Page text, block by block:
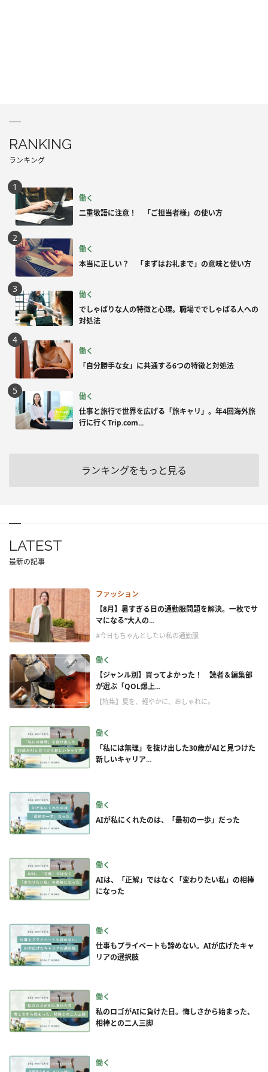
RANKING
ランキング
働く
二重敬語に注意！ 「ご担当者様」の使い方
働く
本当に正しい？ 「まずはお礼まで」の意味と使い方
働く
でしゃばりな人の特徴と心理。職場ででしゃばる人への
対処法
働く
「自分勝手な女」に共通する6つの特徴と対処法
働く
仕事と旅行で世界を広げる「旅キャリ」。年4回海外旅
行に行くTrip.com...
ランキングをもっと見る
LATEST
最新の記事
ファッション
【8月】暑すぎる日の通勤服問題を解決。一枚でサ
マになる“大人の...
#今日もちゃんとしたい私の通勤服
働く
【ジャンル別】買ってよかった！ 読者＆編集部
が選ぶ「QOL爆上...
【特集】夏を、軽やかに、おしゃれに。
働く
「私には無理」を抜け出した30歳がAIと見つけた
新しいキャリア...
働く
AIが私にくれたのは、「最初の一歩」だった
働く
AIは、「正解」ではなく「変わりたい私」の相棒
になった
働く
仕事もプライベートも諦めない。AIが広げたキャ
リアの選択肢
働く
私のロゴがAIに負けた日。悔しさから始まった、
相棒との二人三脚
働く